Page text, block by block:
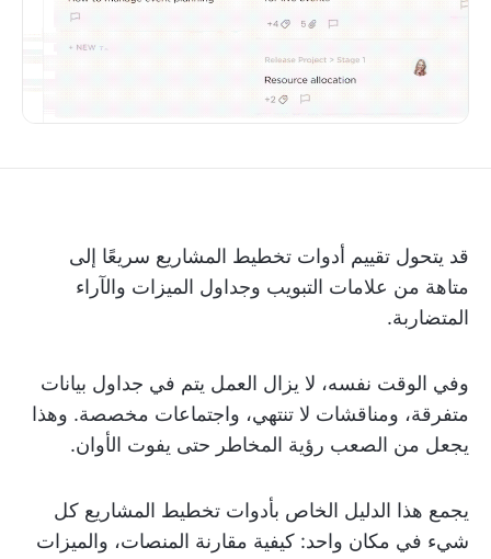
قد يتحول تقييم أدوات تخطيط المشاريع سريعًا إلى
متاهة من علامات التبويب وجداول الميزات والآراء
المتضاربة.
وفي الوقت نفسه، لا يزال العمل يتم في جداول بيانات
متفرقة، ومناقشات لا تنتهي، واجتماعات مخصصة. وهذا
يجعل من الصعب رؤية المخاطر حتى يفوت الأوان.
يجمع هذا الدليل الخاص بأدوات تخطيط المشاريع كل
شيء في مكان واحد: كيفية مقارنة المنصات، والميزات